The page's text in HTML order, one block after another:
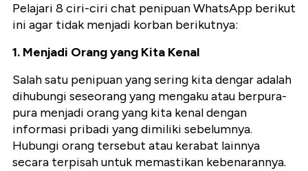
Pelajari 8 ciri-ciri chat penipuan WhatsApp berikut
ini agar tidak menjadi korban berikutnya:
1. Menjadi Orang yang Kita Kenal
Salah satu penipuan yang sering kita dengar adalah
dihubungi seseorang yang mengaku atau berpura-
pura menjadi orang yang kita kenal dengan
informasi pribadi yang dimiliki sebelumnya.
Hubungi orang tersebut atau kerabat lainnya
secara terpisah untuk memastikan kebenarannya.